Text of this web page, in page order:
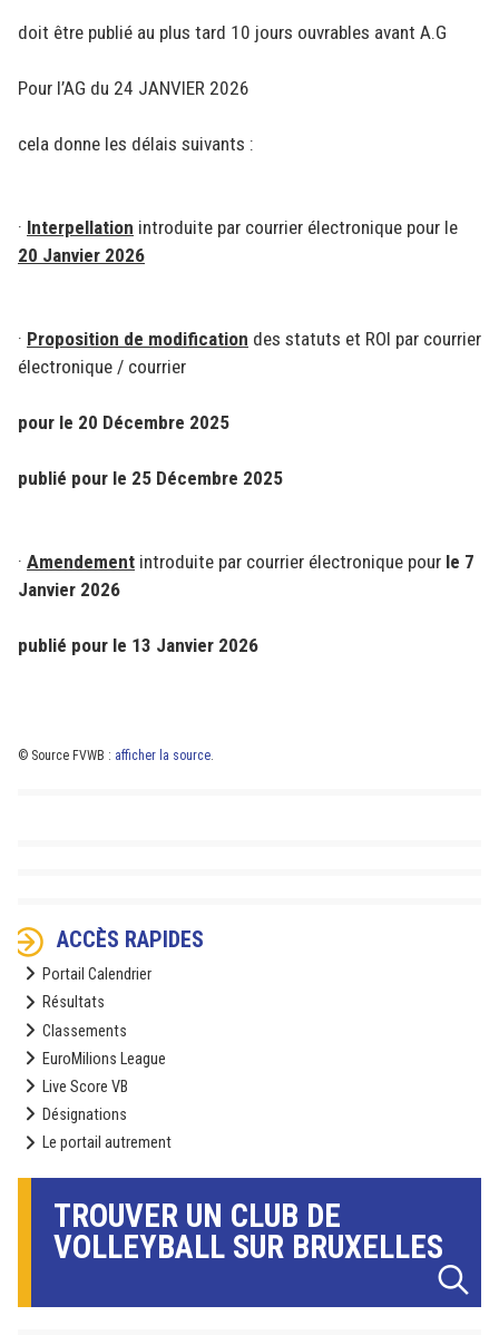
doit être publié au plus tard 10 jours ouvrables avant A.G
Pour l’AG du 24 JANVIER 2026
cela donne les délais suivants :
· Interpellation introduite par courrier électronique pour le
20 Janvier 2026
· Proposition de modification des statuts et ROI par courrier
électronique / courrier
pour le 20 Décembre 2025
publié pour le 25 Décembre 2025
· Amendement introduite par courrier électronique pour le 7
Janvier 2026
publié pour le 13 Janvier 2026
© Source FVWB : afficher la source.
ACCÈS RAPIDES
Portail Calendrier
Résultats
Classements
EuroMilions League
Live Score VB
Désignations
Le portail autrement
TROUVER UN CLUB DE
VOLLEYBALL SUR BRUXELLES